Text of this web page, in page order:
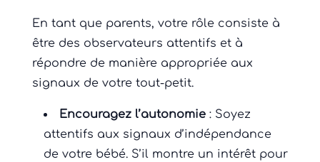
En tant que parents, votre rôle consiste à
être des observateurs attentifs et à
répondre de manière appropriée aux
signaux de votre tout-petit.
Encouragez l’autonomie: Soyez
attentifs aux signaux d’indépendance
de votre bébé. S’il montre un intérêt pour